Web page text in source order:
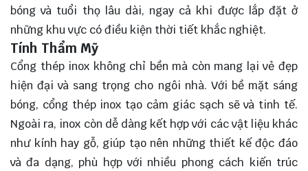
bóng và tuổi thọ lâu dài, ngay cả khi được lắp đặt ở
những khu vực có điều kiện thời tiết khắc nghiệt.
Tính Thẩm Mỹ
Cổng thép inox không chỉ bền mà còn mang lại vẻ đẹp
hiện đại và sang trọng cho ngôi nhà. Với bề mặt sáng
bóng, cổng thép inox tạo cảm giác sạch sẽ và tinh tế.
Ngoài ra, inox còn dễ dàng kết hợp với các vật liệu khác
như kính hay gỗ, giúp tạo nên những thiết kế độc đáo
và đa dạng, phù hợp với nhiều phong cách kiến trúc